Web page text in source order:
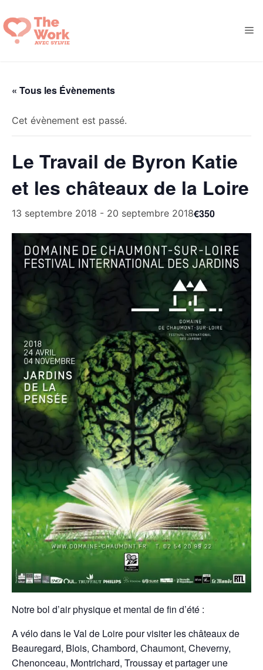
au
contenu
« Tous les Évènements
Cet évènement est passé.
Le Travail de Byron Katie
et les châteaux de la Loire
13 septembre 2018 - 20 septembre 2018€350
Notre bol d’air physique et mental de fin d’été :
A vélo dans le Val de Loire pour visiter les châteaux de
Beauregard, Blois, Chambord, Chaumont, Cheverny,
Chenonceau, Montrichard, Troussay et partager une